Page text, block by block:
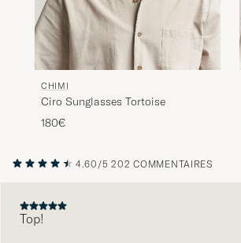
CHIMI
Ciro Sunglasses Tortoise
180€
4.60/5 202 COMMENTAIRES
Top!